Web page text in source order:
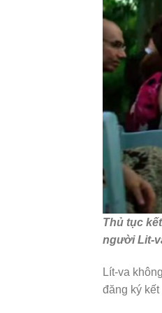
Thủ tục
người Lit-
Lít-va
đăng ký kết